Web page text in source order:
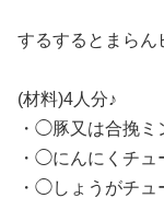
するするとまら
(材料)4人分♪
・◯豚又は合挽
・◯にんにくチ
・◯しょうがチ